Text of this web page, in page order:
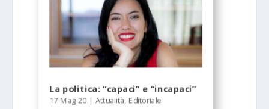
La politica: “capaci” e “incapaci”
17 Mag 20 |Attualità, Editoriale